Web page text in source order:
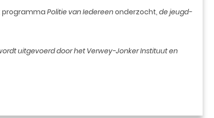
programma Politie van Iedereenonderzocht, de jeugd-
uitgevoerd door het Verwey-Jonker Instituut en